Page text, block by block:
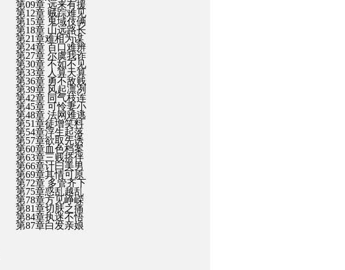
第09章 远来有援
第12章 贼踪难见
第15章 鬼域伎俩
第18章 山远路长
第21章难相为谋
第24章 百口难辨
第27章 尔虞我诈
第30章 不如不见
第33章 人算天算
第36章 勇不敌贱
第39章 风起凛冽
第42章 同气枝连
第45章 可怜妻小
第48章 法网难逃
第51章徒增笑料
第54章浮生起落
第57章欲取先诱
第60章血色档案
第63章三贱搭伴
第66章计曰美男
第69章其情可原
第72章 多管齐下
第75章惑乱越乱
第78章方见峥嵘
第81章切肤之痛
第84章执迷不悟
第87章白发亲娘